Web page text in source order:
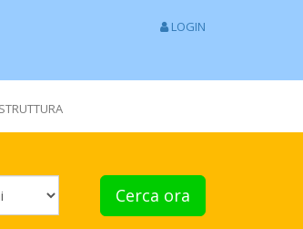
LOGIN
Cerca ora